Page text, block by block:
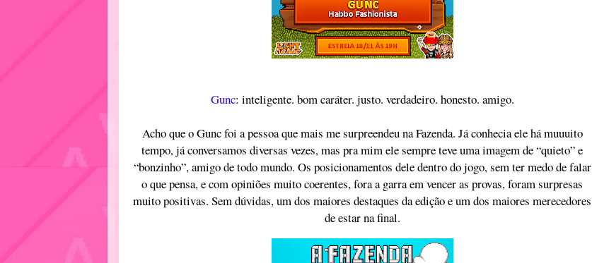
Gunc: inteligente. bom caráter. justo. verdadeiro. honesto. amigo.
Acho que o Gunc foi a pessoa que mais me surpreendeu na Fazenda. Já conhecia ele há muuuito
tempo, já conversamos diversas vezes, mas pra mim ele sempre teve uma imagem de “quieto” e
“bonzinho”, amigo de todo mundo. Os posicionamentos dele dentro do jogo, sem ter medo de falar
o que pensa, e com opiniões muito coerentes, fora a garra em vencer as provas, foram surpresas
muito positivas. Sem dúvidas, um dos maiores destaques da edição e um dos maiores merecedores
de estar na final.